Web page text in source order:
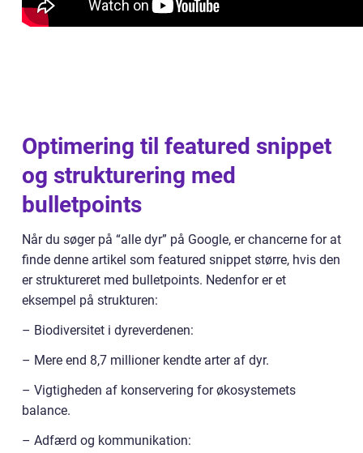
Optimering til featured snippet
og strukturering med
bulletpoints
Når du søger på “alle dyr” på Google, er chancerne for at
finde denne artikel som featured snippet større, hvis den
er struktureret med bulletpoints. Nedenfor er et
eksempel på strukturen:
– Biodiversitet i dyreverdenen:
– Mere end 8,7 millioner kendte arter af dyr.
– Vigtigheden af konservering for økosystemets
balance.
– Adfærd og kommunikation: